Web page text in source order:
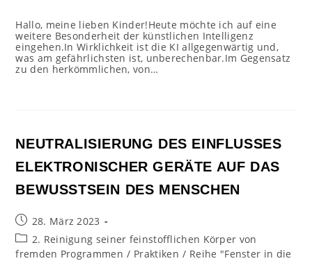
Hallo, meine lieben Kinder!Heute möchte ich auf eine
weitere Besonderheit der künstlichen Intelligenz
eingehen.In Wirklichkeit ist die KI allgegenwärtig und,
was am gefährlichsten ist, unberechenbar.Im Gegensatz
zu den herkömmlichen, von…
NEUTRALISIERUNG DES EINFLUSSES
ELEKTRONISCHER GERÄTE AUF DAS
BEWUSSTSEIN DES MENSCHEN
Beitrag
veröffentlicht:
28. März 2023
Beitrags-
Kategorie:
2. Reinigung seiner feinstofflichen Körper von
fremden Programmen / Praktiken / Reihe "Fenster in die